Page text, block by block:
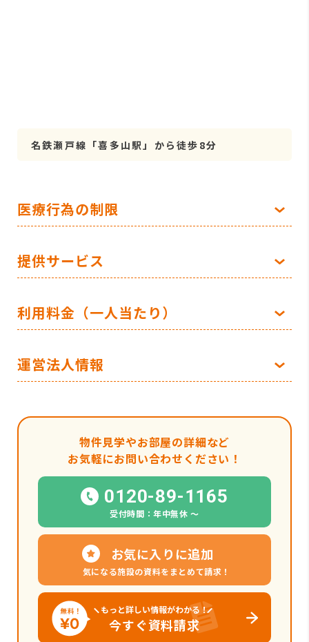
名鉄瀬戸線「喜多山駅」から徒歩8分
医療行為の制限
提供サービス
利用料金（一人当たり）
運営法人情報
物件見学やお部屋の詳細など
お気軽にお問い合わせください！
0120-89-1165
受付時間：年中無休 〜
お気に入りに追加
気になる施設の資料をまとめて請求！
もっと詳しい情報がわかる！
今すぐ資料請求